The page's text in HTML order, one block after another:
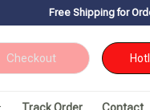
for Orders over 150USDㅤ✨
Checkout
Track Order
Contact